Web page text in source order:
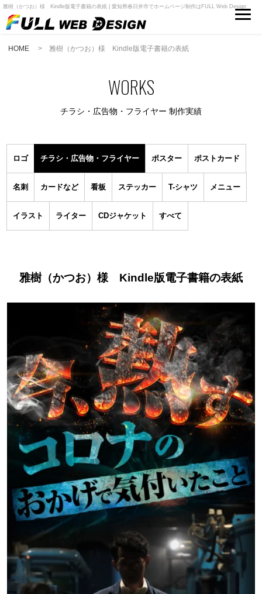
雅樹（かつお）様 Kindle版電子書籍の表紙 | 愛知県春日井市でホームページ制作はFULL Web Design
HOME > 雅樹（かつお）様 Kindle版電子書籍の表紙
WORKS
チラシ・広告物・フライヤー 制作実績
ロゴ チラシ・広告物・フライヤー ポスター ポストカード
名刺 カードなど 看板 ステッカー T-シャツ メニュー
イラスト ライター CDジャケット すべて
雅樹（かつお）様 Kindle版電子書籍の表紙